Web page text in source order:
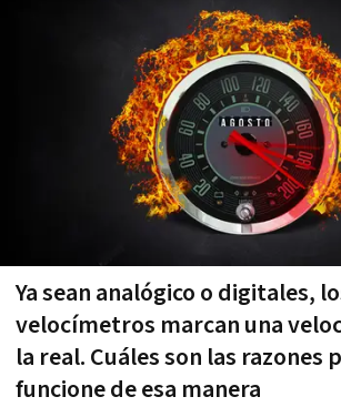
Ya sean analógico o digitales,
velocímetros marcan una
la real. Cuáles son las razones
funcione de esa manera